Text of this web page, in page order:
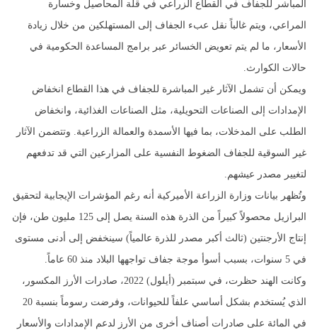
المباشر للجفاف في القطاع الزراعي في قلة المحاصيل وخسارة
المراعي، ويتم غالباً نقل عبء الجفاف إلى المستهلكين من خلال زيادة
الأسعار، ما لم يتم تعويض الخسائر عبر برامج المساعدة الحكومية في
حالات الكوارث.
ويمكن أن تشمل الآثار غير المباشرة للجفاف في هذا القطاع انخفاض
الإمدادات إلى الصناعات التحويلية، مثل الصناعات الغذائية، وانخفاض
الطلب على المدخلات، بما فيها الأسمدة والعمالة الزراعية. وتتضمن الآثار
غير السوقية للجفاف الضغوط النفسية على المزارعين التي قد تدفعهم
لتغيير مصدر عيشهم.
وتُظهر بيانات وزارة الزراعة الأميركية أنه رغم المؤشرات الإيجابية لتحقيق
البرازيل محصولاً كبيراً من الذرة هذه السنة يصل إلى 125 مليون طن، فإن
إنتاج الأرجنتين (ثالث أكبر مصدر للذرة عالمياً) سينخفض إلى أدنى مستوى
في 5 سنوات، بسبب أسوأ موجة جفاف تواجهها البلاد منذ 60 عاماً.
وكانت الهند حظرت، في سبتمبر (أيلول) 2022، صادرات الأرز المكسور،
الذي يُستخدم بشكل أساسي علفاً للحيوانات، وفرضت رسوماً بنسبة 20
في المائة على صادرات أصناف أخرى من الأرز لدعم الإمدادات والأسعار